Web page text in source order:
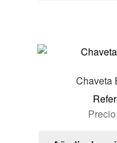
Chaveta